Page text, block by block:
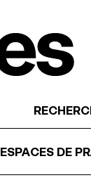
ESPACES DE